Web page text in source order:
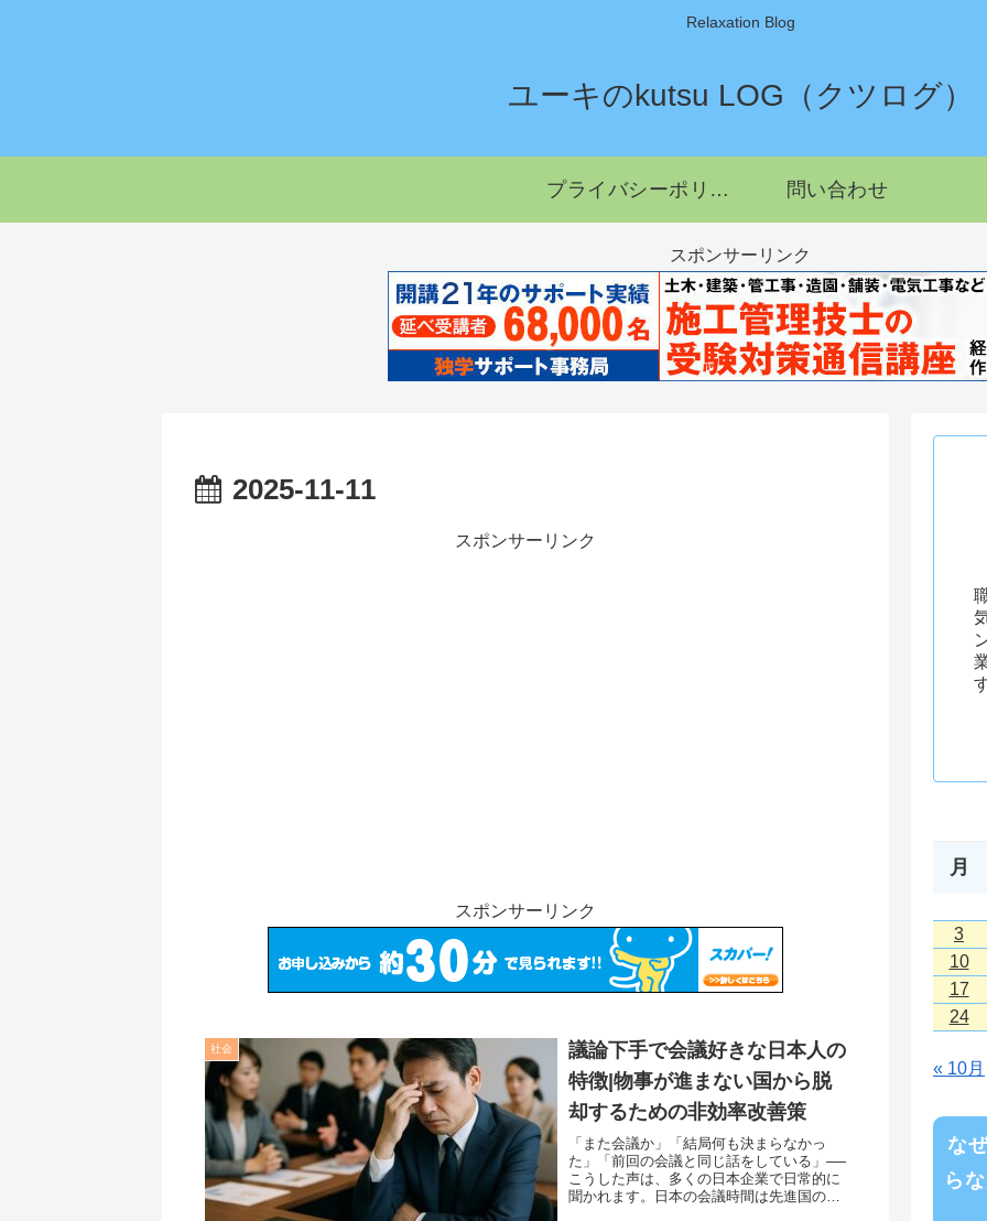
Relaxation Blog
ユーキのkutsu LOG（クツログ）
プライバシーポリシー 問い合わせ
スポンサーリンク
2025-11-11
スポンサーリンク
スポンサーリンク
社会
議論下手で会議好きな日本人の
特徴|物事が進まない国から脱
却するための非効率改善策
「また会議か」「結局何も決まらなかっ
た」「前回の会議と同じ話をしている」──
こうした声は、多くの日本企業で日常的に
聞かれます。日本の会議時間は先進国の中
月
3
10
17
24
« 10月
な
ら